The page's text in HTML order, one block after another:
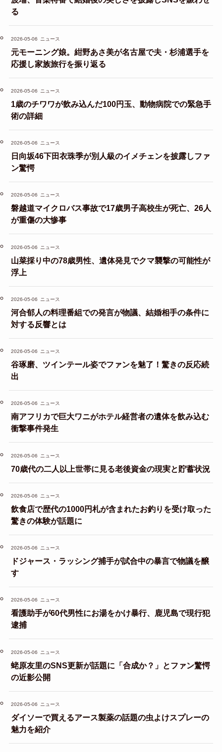
る
2026-05-06 ニュース
元モーニング娘。紺野あさ美が名古屋で夫・杉浦選手を
応援し家族旅行を振り返る
2026-05-06 ニュース
1歳のチワワが飲み込んだ100円玉、動物病院での緊急手
術の詳細
2026-05-06 ニュース
日向坂46下田衣珠季が別人級のイメチェンを披露しファ
ン驚愕
2026-05-06 ニュース
磐越道マイクロバス事故で17歳男子高校生が死亡、26人
が重傷の大惨事
2026-05-06 ニュース
山菜採り中の78歳男性、遺体発見でクマ襲撃の可能性が
浮上
2026-05-06 ニュース
河合郁人の料理番組での発言が物議、結婚相手の条件に
対する反響とは
2026-05-06 ニュース
谷琢磨、ツインテール姿でファンを魅了！驚きの反応続
出
2026-05-06 ニュース
南アフリカで巨大ワニがホテル経営者の遺体を飲み込む
衝撃事件発生
2026-05-06 ニュース
70歳代の二人以上世帯に見る老後資金の現実と貯蓄状況
2026-05-06 ニュース
飲食店で歴代の1000円札が含まれたお釣りを受け取った
驚きの体験が話題に
2026-05-06 ニュース
ドジャース・ラッシング捕手が試合中の暴言で物議を醸
す
2026-05-06 ニュース
看護助手が60代男性にお湯をかけ暴行、鹿児島で現行犯
逮捕
2026-05-06 ニュース
蛯原友里のSNS更新が話題に「合成か？」とファン驚愕
の近影公開
2026-05-06 ニュース
ダイソーで買えるアース製薬の話題の虫よけスプレーの
魅力を紹介